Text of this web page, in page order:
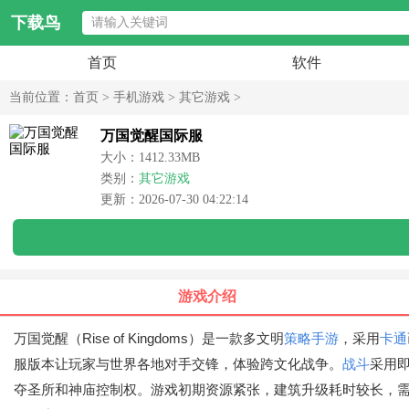
下载鸟
首页 软件
当前位置： 首页 > 手机游戏 > 其它游戏 >
万国觉醒国际服
大小：1412.33MB
类别： 其它游戏
更新：2026-07-30 04:22:14
游戏介绍
万国觉醒（Rise of Kingdoms）是一款多文明策略手游 ，采用卡通
服版本让玩家与世界各地对手交锋，体验跨文化战争。 战斗采用
夺圣所和神庙控制权。游戏初期资源紧张，建筑升级耗时较长，